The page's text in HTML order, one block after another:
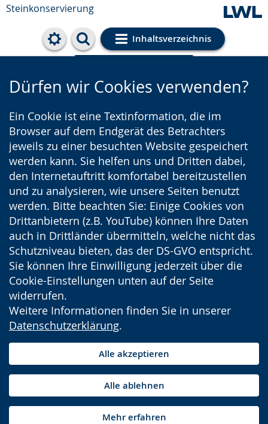
Steinkonservierung
Inhaltsverzeichnis
Cookie-Einstellungen
Dürfen wir Cookies verwenden?
Ein Cookie ist eine Textinformation, die im
Browser auf dem Endgerät des Betrachters
jeweils zu einer besuchten Website gespeichert
werden kann. Sie helfen uns und Dritten dabei,
den Internetauftritt komfortabel bereitzustellen
und zu analysieren, wie unsere Seiten benutzt
werden. Bitte beachten Sie: Einige Cookies von
Drittanbietern (z.B. YouTube) können Ihre Daten
auch in Drittländer übermitteln, welche nicht das
Schutzniveau bieten, das der DS-GVO entspricht.
Sie können Ihre Einwilligung jederzeit über die
Cookie-Einstellungen unten auf der Seite
widerrufen.
Weitere Informationen finden Sie in unserer
Datenschutzerklärung.
Alle akzeptieren
Alle ablehnen
Mehr erfahren